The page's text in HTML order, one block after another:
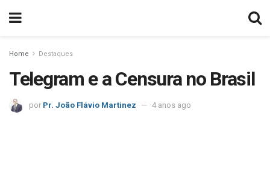
Home Destaques
Telegram e a Censura no Brasil
por Pr. João Flávio Martinez 4 anos ago